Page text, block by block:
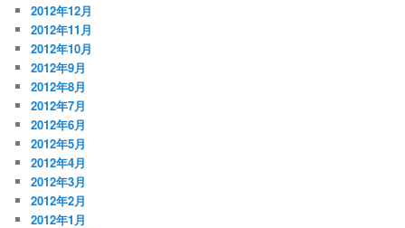
2012年12月
2012年11月
2012年10月
2012年9月
2012年8月
2012年7月
2012年6月
2012年5月
2012年4月
2012年3月
2012年2月
2012年1月